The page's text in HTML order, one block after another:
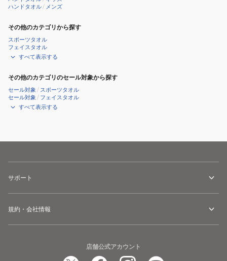
ハンドタオル/ メンズ
その他のカテゴリから探す
スポーツタオル
フェイスタオル
すべて表示する
その他のカテゴリのセール対象から探す
セール対象 / スポーツタオル
セール対象 / フェイスタオル
すべて表示する
サポート
規約・会社情報
店舗公式アカウント